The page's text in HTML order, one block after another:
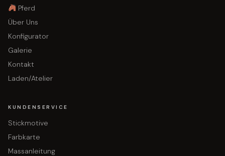
Pferd
Über Uns
Konfigurator
Galerie
Kontakt
Laden/Atelier
KUNDENSERVICE
Stickmotive
Farbkarte
Massanleitung